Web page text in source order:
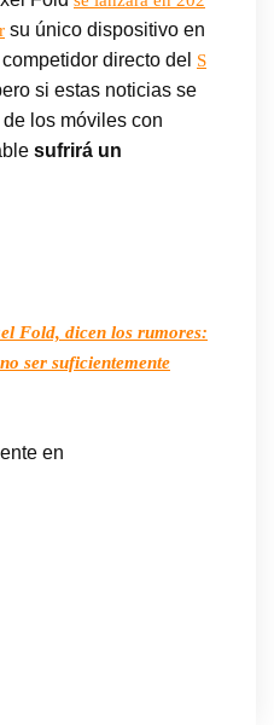
su único dispositivo en
directo del S
si estas noticias se
los móviles con
sufrirá un
Fold, dicen los rumores:
ser suficientemente
en